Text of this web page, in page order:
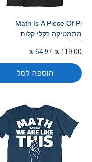
Math Is A Piece Of Pi
מתמטיקה בקלי קלות
מחיר רגיל מחיר מבצע
הוספה לסל